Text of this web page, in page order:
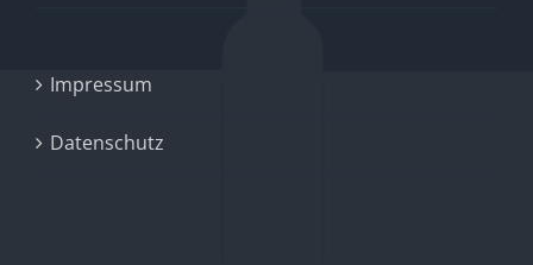
Impressum
Datenschutz